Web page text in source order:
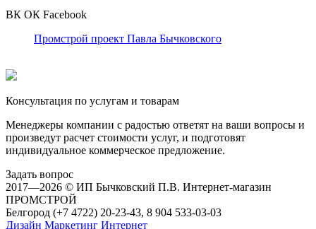
ВК ОК Facebook
Промстрой проект Павла Бычковского
Консультация по услугам и товарам
Менеджеры компании с радостью ответят на ваши вопросы и
произведут расчет стоимости услуг, и подготовят
индивидуальное коммерческое предложение.
Задать вопрос
2017—2026 © ИП Бычковский П.В. Интернет-магазин
ПРОМСТРОЙ
Белгород (+7 4722) 20-23-43, 8 904 533-03-03
Дизайн Маркетинг Интернет